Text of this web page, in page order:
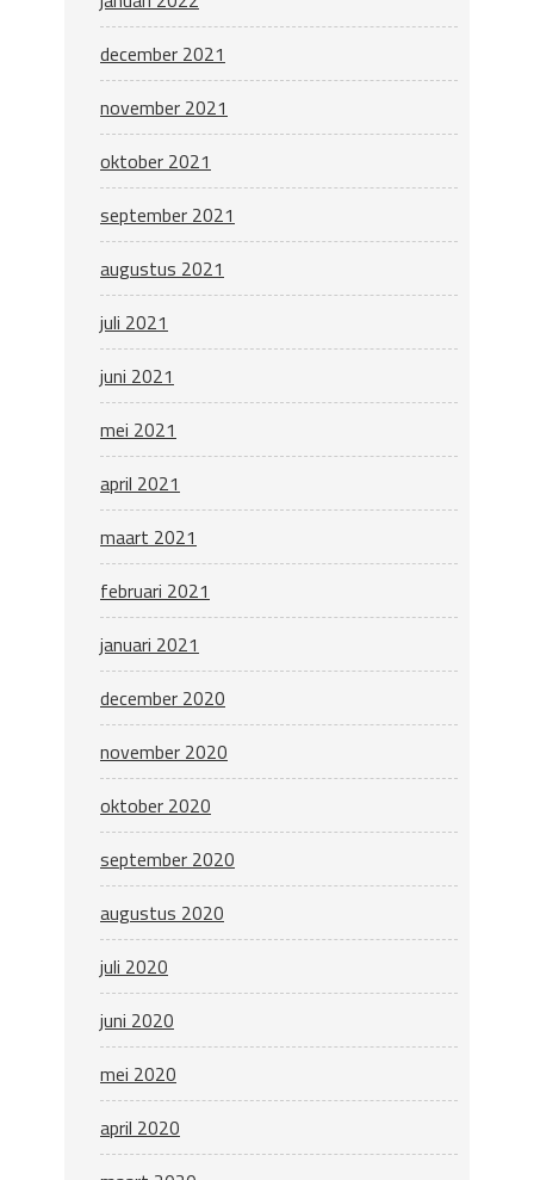
december 2021
november 2021
oktober 2021
september 2021
augustus 2021
juli 2021
juni 2021
mei 2021
april 2021
maart 2021
februari 2021
januari 2021
december 2020
november 2020
oktober 2020
september 2020
augustus 2020
juli 2020
juni 2020
mei 2020
april 2020